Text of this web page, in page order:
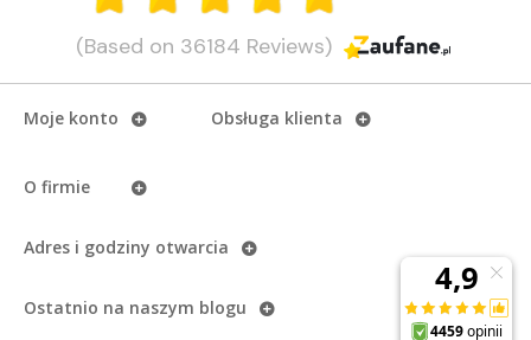
(Based on 36184 Reviews)
Moje konto
O firmie
Obsługa klienta
Adres i godziny otwarcia
Ostatnio na naszym blogu